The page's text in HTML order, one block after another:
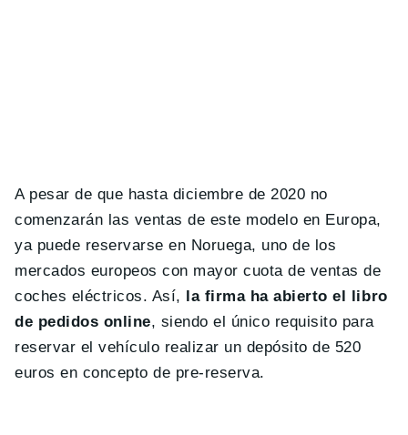
A pesar de que hasta diciembre de 2020 no
comenzarán las ventas de este modelo en Europa,
ya puede reservarse en Noruega, uno de los
mercados europeos con mayor cuota de ventas de
coches eléctricos. Así, la firma ha abierto el libro
de pedidos online, siendo el único requisito para
reservar el vehículo realizar un depósito de 520
euros en concepto de pre-reserva.